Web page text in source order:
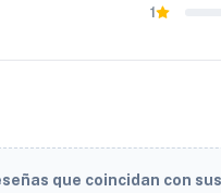
1
que coincidan con